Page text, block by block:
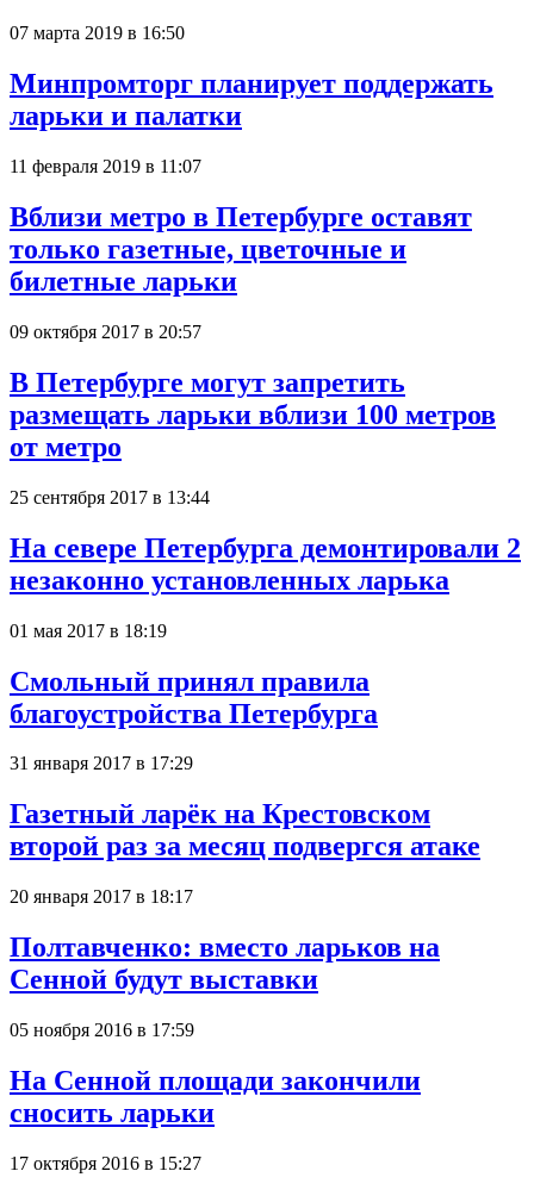
07 марта 2019 в 16:50
Минпромторг планирует поддержать
ларьки и палатки
11 февраля 2019 в 11:07
Вблизи метро в Петербурге оставят
только газетные, цветочные и
билетные ларьки
09 октября 2017 в 20:57
В Петербурге могут запретить
размещать ларьки вблизи 100 метров
от метро
25 сентября 2017 в 13:44
На севере Петербурга демонтировали 2
незаконно установленных ларька
01 мая 2017 в 18:19
Смольный принял правила
благоустройства Петербурга
31 января 2017 в 17:29
Газетный ларёк на Крестовском
второй раз за месяц подвергся атаке
20 января 2017 в 18:17
Полтавченко: вместо ларьков на
Сенной будут выставки
05 ноября 2016 в 17:59
На Сенной площади закончили
сносить ларьки
17 октября 2016 в 15:27